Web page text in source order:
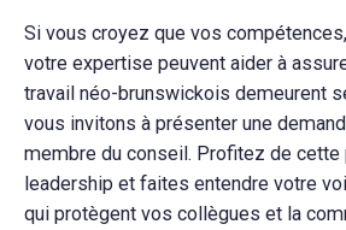
Si vous croyez que vos
votre expertise peuvent aider à
travail néo-brunswickois demeurent
vous invitons à présenter une
membre du conseil. Profitez de
leadership et faites entendre votre
qui protègent vos collègues et la